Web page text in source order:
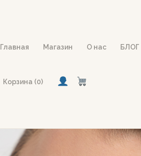
Главная Магазин О нас БЛОГ
Корзина (0)